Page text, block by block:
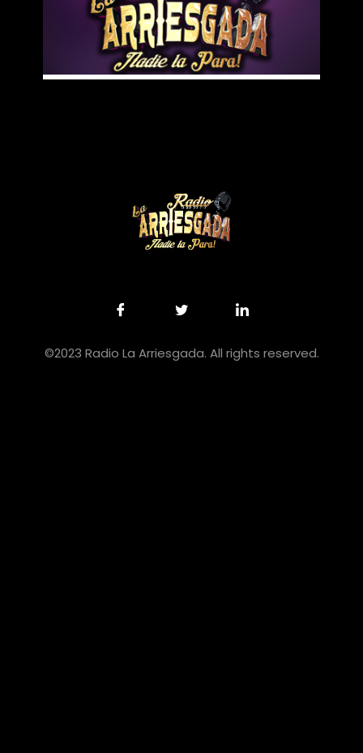
©2023 Radio La Arriesgada. All rights reserved.